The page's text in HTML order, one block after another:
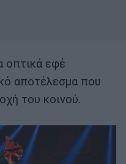
οπτικά εφέ
αποτέλεσμα που
του κοινού.